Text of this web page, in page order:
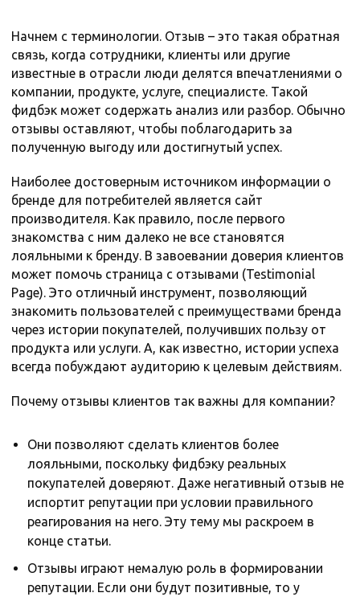
Начнем с терминологии. Отзыв – это такая обратная
связь, когда сотрудники, клиенты или другие
известные в отрасли люди делятся впечатлениями о
компании, продукте, услуге, специалисте. Такой
фидбэк может содержать анализ или разбор. Обычно
отзывы оставляют, чтобы поблагодарить за
полученную выгоду или достигнутый успех.
Наиболее достоверным источником информации о
бренде для потребителей является сайт
производителя. Как правило, после первого
знакомства с ним далеко не все становятся
лояльными к бренду. В завоевании доверия клиентов
может помочь страница с отзывами (Testimonial
Page). Это отличный инструмент, позволяющий
знакомить пользователей с преимуществами бренда
через истории покупателей, получивших пользу от
продукта или услуги. А, как известно, истории успеха
всегда побуждают аудиторию к целевым действиям.
Почему отзывы клиентов так важны для компании?
Они позволяют сделать клиентов более
лояльными, поскольку фидбэку реальных
покупателей доверяют. Даже негативный отзыв не
испортит репутации при условии правильного
реагирования на него. Эту тему мы раскроем в
конце статьи.
Отзывы играют немалую роль в формировании
репутации. Если они будут позитивные, то у